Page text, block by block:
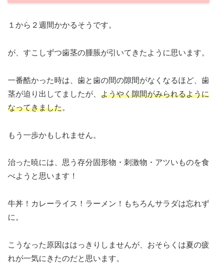
１から２週間かかるそうです。
が、すこしずつ歯茎の腫脹が引いてきたように思います。
一番酷かった時は、歯と歯の間の隙間がなくなるほど、歯
茎が迫り出してましたが、 ようやく隙間がみられるように
なってきました。
もう一歩かもしれません。
治った暁には、思う存分固形物・刺激物・アツいものを食
べようと思います！
牛丼！カレーライス！ラーメン！もちろんサラダは忘れず
に。
こうなった原因ははっきりしませんが、おそらくは夏の疲
れが一気にきたのだと思います。